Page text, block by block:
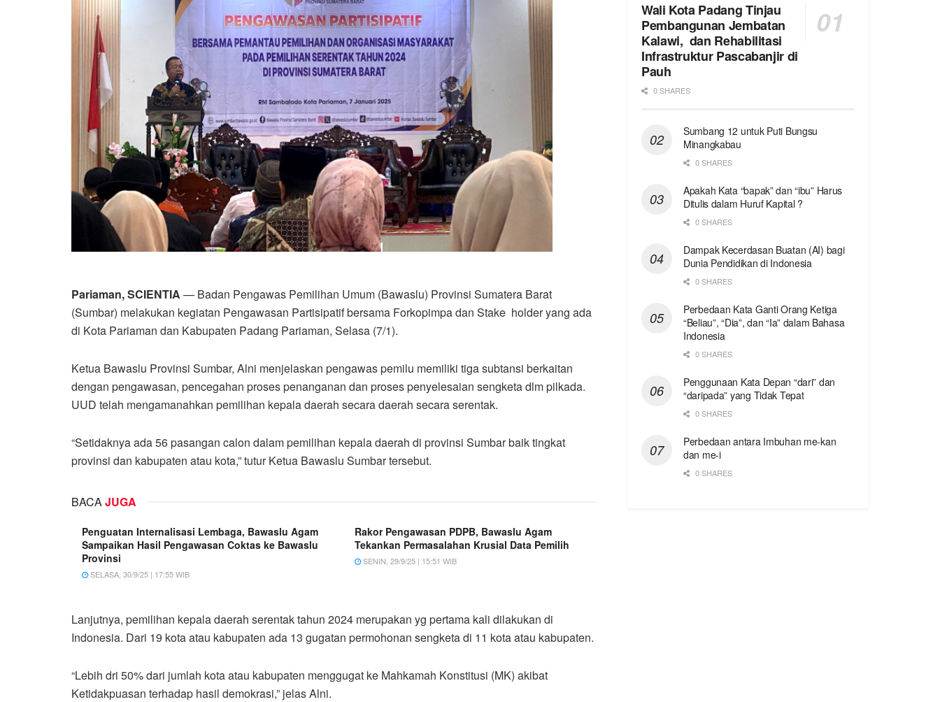
Pariaman, SCIENTIA — Badan Pengawas Pemilihan Umum (Bawaslu) Provinsi Sumatera Barat
(Sumbar) melakukan kegiatan Pengawasan Partisipatif bersama Forkopimpa dan Stake holder yang ada
di Kota Pariaman dan Kabupaten Padang Pariaman, Selasa (7/1).
Ketua Bawaslu Provinsi Sumbar, Alni menjelaskan pengawas pemilu memiliki tiga subtansi berkaitan
dengan pengawasan, pencegahan proses penanganan dan proses penyelesaian sengketa dlm pilkada.
UUD telah mengamanahkan pemilihan kepala daerah secara daerah secara serentak.
“Setidaknya ada 56 pasangan calon dalam pemilihan kepala daerah di provinsi Sumbar baik tingkat
provinsi dan kabupaten atau kota,” tutur Ketua Bawaslu Sumbar tersebut.
BACAJUGA
Penguatan Internalisasi Lembaga, Bawaslu Agam
Sampaikan Hasil Pengawasan Coktas ke Bawaslu
Provinsi
SELASA, 30/9/25 | 17:55 WIB
Rakor Pengawasan PDPB, Bawaslu Agam
Tekankan Permasalahan Krusial Data Pemilih
SENIN, 29/9/25 | 15:51 WIB
Lanjutnya, pemilihan kepala daerah serentak tahun 2024 merupakan yg pertama kali dilakukan di
Indonesia. Dari 19 kota atau kabupaten ada 13 gugatan permohonan sengketa di 11 kota atau kabupaten.
“Lebih dri 50% dari jumlah kota atau kabupaten menggugat ke Mahkamah Konstitusi (MK) akibat
Ketidakpuasan terhadap hasil demokrasi,” jelas Alni.
Wali Kota Padang Tinjau
Pembangunan Jembatan
Kalawi, dan Rehabilitasi
Infrastruktur Pascabanjir di
Pauh
0 SHARES
Sumbang 12 untuk Puti Bungsu
Minangkabau
0 SHARES
Apakah Kata “bapak” dan “ibu” Harus
Ditulis dalam Huruf Kapital ?
0 SHARES
Dampak Kecerdasan Buatan (AI) bagi
Dunia Pendidikan di Indonesia
0 SHARES
Perbedaan Kata Ganti Orang Ketiga
“Beliau”, “Dia”, dan “Ia” dalam Bahasa
Indonesia
0 SHARES
Penggunaan Kata Depan “dari” dan
“daripada” yang Tidak Tepat
0 SHARES
Perbedaan antara Imbuhan me-kan
dan me-i
0 SHARES